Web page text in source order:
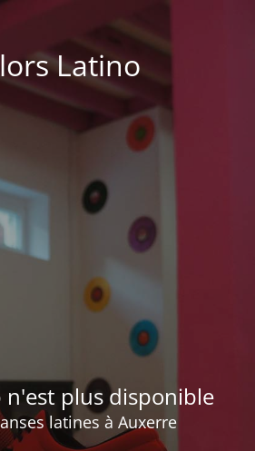
Latino
n'est plus disponible
latines à Auxerre